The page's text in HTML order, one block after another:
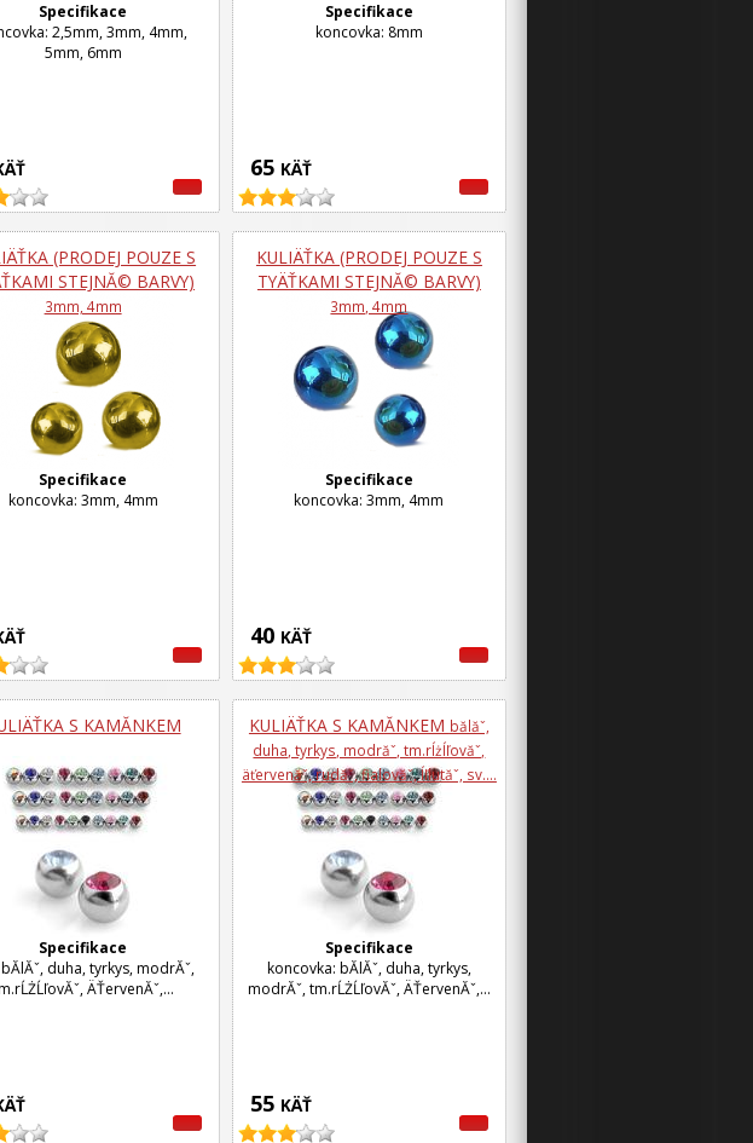
Specifikace
2,5mm, 3mm, 4mm,
5mm, 6mm
65 KÄŤ
Specifikace
koncovka: 8mm
(PRODEJ POUZE S
STEJNĂ© BARVY)
3mm, 4mm
Specifikace
koncovka: 3mm, 4mm
KULIÄŤKA (PRODEJ POUZE S
TYÄŤKAMI STEJNĂ© BARVY)
3mm, 4mm
40 KÄŤ
Specifikace
koncovka: 3mm, 4mm
S KAMĂ­NKEM
Specifikace
duha, tyrkys, modrĂˇ,
ÄŤervenĂˇ,...
KULIÄŤKA S KAMĂ­NKEM bă­lăˇ,
duha, tyrkys, modrăˇ, tm.rĺżĺľovăˇ,
äťervenăˇ, rudăˇ, fialovăˇ, ĺľlutăˇ, sv....
55 KÄŤ
Specifikace
koncovka: bĂ­lĂˇ, duha, tyrkys,
modrĂˇ, tm.rĹŻĹľovĂˇ, ÄŤervenĂˇ,...